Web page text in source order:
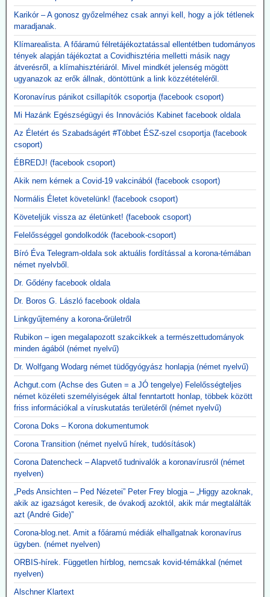
2026.05.12. JonFletwood.com: A Moderna
megerősítette, hogy új mRNS-bázisú
influenzaoltása hatszor több súlyos mellékhatást
okoz
A New England Journal of Medicine által nemrég közzétett, 3. szintű
tanulmány megerősítette, hogy a Moderna kísérleti mRNS-alapú
szezonális influenzaoltóanyaga, az mRNA-1010, a szokásos
influenzaoltásokhoz képest körülbelül hatszor gyakrabban okozott
súlyos, rövid távú mellékhatásokat, miközben a tünetekkel járó,
PCR-rel igazolt influenzaszerű megbetegedések számának abszolút
csökkenése kevesebb mint egy százalékpont volt.
Közzétevő: A szlogen az ellenkezőjére fordult.
"Hatástalan és ártalmas."
Karikór – A gonosz győzelméhez csak annyi kell, hogy a jók tétlenek
maradjanak.
Klímarealista. A főáramú félretájékoztatással ellentétben tudományos
tények alapján tájékoztat a Covidhisztéria melletti másik nagy
átverésről, a klímahisztériáról. Mivel mindkét jelenség mögött
ugyanazok az erők állnak, döntöttünk a link közzétételéről.
Koronavírus pánikot csillapítók csoportja (facebook csoport)
Mi Hazánk Egészségügyi és Innovációs Kabinet facebook oldala
Az Életért és Szabadságért #Többet ÉSZ-szel csoportja (facebook
csoport)
ÉBREDJ! (facebook csoport)
Akik nem kérnek a Covid-19 vakcinából (facebook csoport)
Normális Életet követelünk! (facebook csoport)
Követeljük vissza az életünket! (facebook csoport)
Felelősséggel gondolkodók (facebook-csoport)
Bíró Éva Telegram-oldala sok aktuális fordítással a korona-témában
német nyelvből.
Dr. Gődény facebook oldala
Dr. Boros G. László facebook oldala
Linkgyűjtemény a korona-őrületről
Rubikon – igen megalapozott szakcikkek a természettudományok
minden ágából (német nyelvű)
Dr. Wolfgang Wodarg német tüdőgyógyász honlapja (német nyelvű)
Achgut.com (Achse des Guten = a JÓ tengelye) Felelősségteljes
német közéleti személyiségek által fenntartott honlap, többek között
friss információkal a víruskutatás területéről (német nyelvű)
Corona Doks – Korona dokumentumok
Corona Transition (német nyelvű hírek, tudósítások)
Corona Datencheck – Alapvető tudnivalók a koronavírusról (német
nyelven)
„Peds Ansichten – Ped Nézetei” Peter Frey blogja – „Higgy azoknak,
akik az igazságot keresik, de óvakodj azoktól, akik már megtalálták
azt (André Gide)”
Corona-blog.net. Amit a főáramú médiák elhallgatnak koronavírus
ügyben. (német nyelven)
ORBIS-hírek. Független hírblog, nemcsak kovid-témákkal (német
nyelven)
Alschner Klartext